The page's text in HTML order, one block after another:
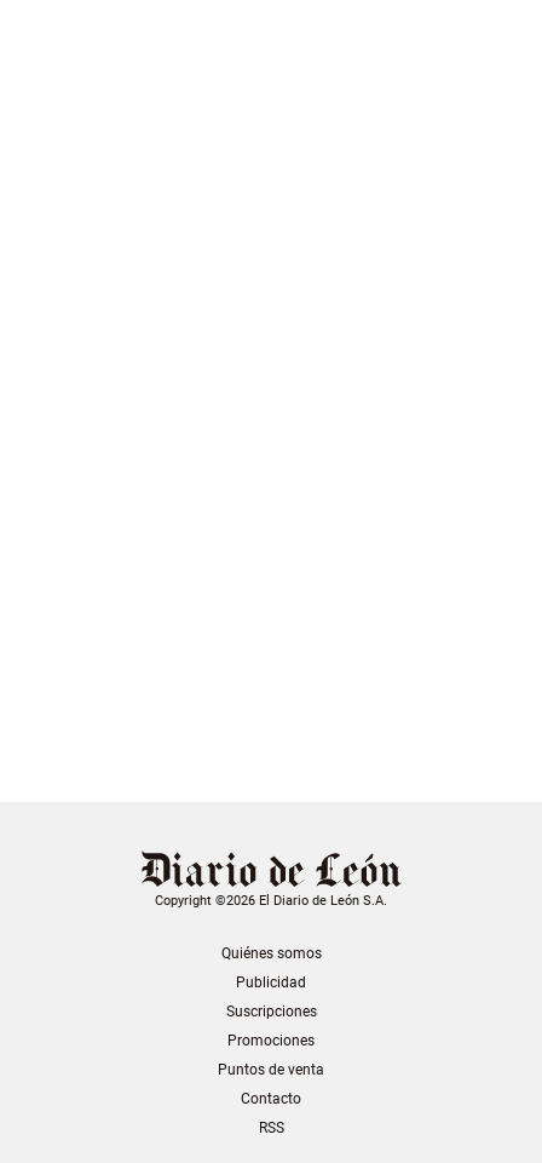
Copyright ©2026 El Diario de León S.A.
Quiénes somos
Publicidad
Suscripciones
Promociones
Puntos de venta
Contacto
RSS